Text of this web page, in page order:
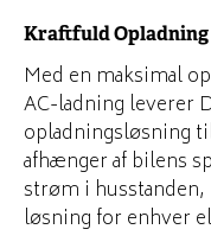
Kraftfuld Opladning
Med en maksimal
AC-ladning leverer
opladningsløsning
afhænger af bilens
strøm i
løsning for enhver